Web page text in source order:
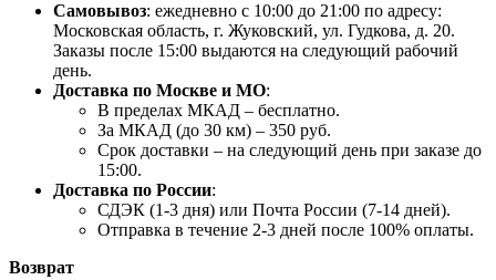
Самовывоз: ежедневно с 10:00 до 21:00 по адресу:
Московская область, г. Жуковский, ул. Гудкова, д. 20.
Заказы после 15:00 выдаются на следующий рабочий
день.
Доставка по Москве и МО:
В пределах МКАД – бесплатно.
За МКАД (до 30 км) – 350 руб.
Срок доставки – на следующий день при заказе до
15:00.
Доставка по России:
СДЭК (1-3 дня) или Почта России (7-14 дней).
Отправка в течение 2-3 дней после 100% оплаты.
Возврат